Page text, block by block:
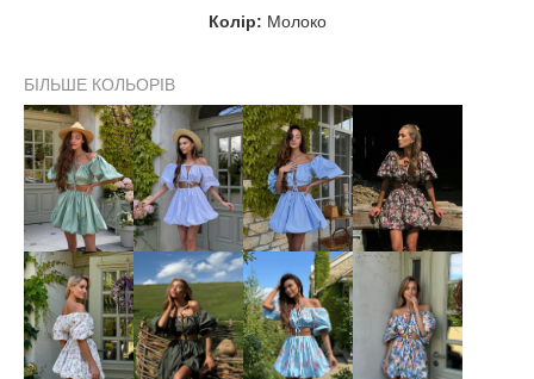
Колір: Молоко
БІЛЬШЕ КОЛЬОРІВ